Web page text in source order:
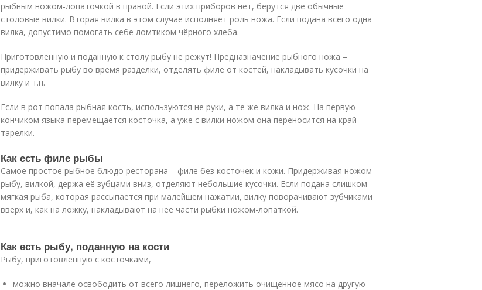
рыбным ножом-лопаточкой в правой. Если этих приборов нет, берутся две обычные
столовые вилки. Вторая вилка в этом случае исполняет роль ножа. Если подана всего одна
вилка, допустимо помогать себе ломтиком чёрного хлеба.
Приготовленную и поданную к столу рыбу не режут! Предназначение рыбного ножа –
придерживать рыбу во время разделки, отделять филе от костей, накладывать кусочки на
вилку и т.п.
Если в рот попала рыбная кость, используются не руки, а те же вилка и нож. На первую
кончиком языка перемещается косточка, а уже с вилки ножом она переносится на край
тарелки.
Как есть филе рыбы
Самое простое рыбное блюдо ресторана – филе без косточек и кожи. Придерживая ножом
рыбу, вилкой, держа её зубцами вниз, отделяют небольшие кусочки. Если подана слишком
мягкая рыба, которая рассыпается при малейшем нажатии, вилку поворачивают зубчиками
вверх и, как на ложку, накладывают на неё части рыбки ножом-лопаткой.
Как есть рыбу, поданную на кости
Рыбу, приготовленную с косточками,
можно вначале освободить от всего лишнего, переложить очищенное мясо на другую